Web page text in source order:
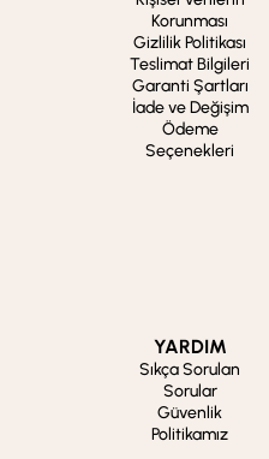
Korunması
Gizlilik Politikası
Teslimat Bilgileri
Garanti Şartları
İade ve Değişim
Ödeme
Seçenekleri
YARDIM
Sıkça Sorulan
Sorular
Güvenlik
Politikamız